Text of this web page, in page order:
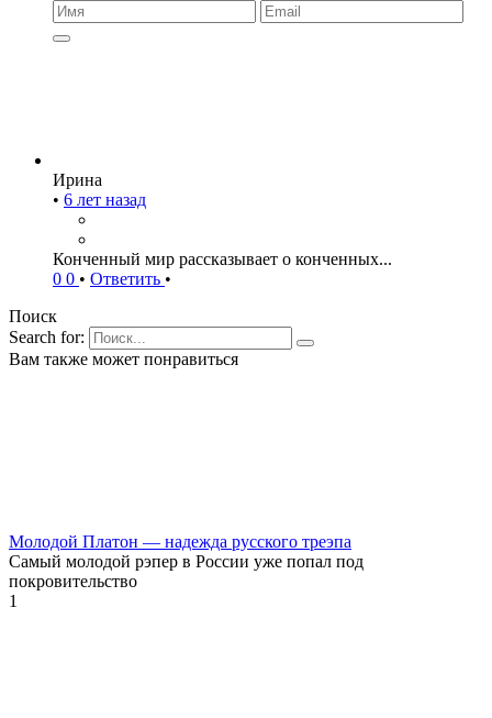
Ирина
• 6 лет назад
Конченный мир рассказывает о конченных...
0 0 • Ответить •
Поиск
Search for:
Вам также может понравиться
Молодой Платон — надежда русского треэпа
Самый молодой рэпер в России уже попал под
покровительство
1